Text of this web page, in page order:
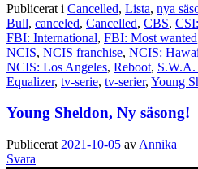
Publicerat i Cancelled, Lista, nya
Bull, canceled, Cancelled, CBS,
FBI: International, FBI: Most wanted
NCIS, NCIS franchise, NCIS:
NCIS: Los Angeles, Reboot,
Equalizer, tv-serie, tv-serier, Young
Young Sheldon, Ny säsong!
Publicerat 2021-10-05 av Annika
Svara